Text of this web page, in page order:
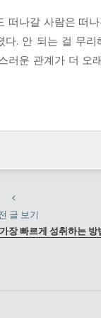
떠나갈 사람은 떠
다. 안 되는 걸 무
러운 관계가 더 오
글 보기
장 빠르게 성취하는 방